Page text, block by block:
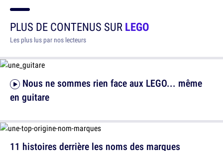
PLUS DE CONTENUS SURLEGO
Les plus lus par nos lecteurs
en guitare
11 histoires derrière les noms des marques